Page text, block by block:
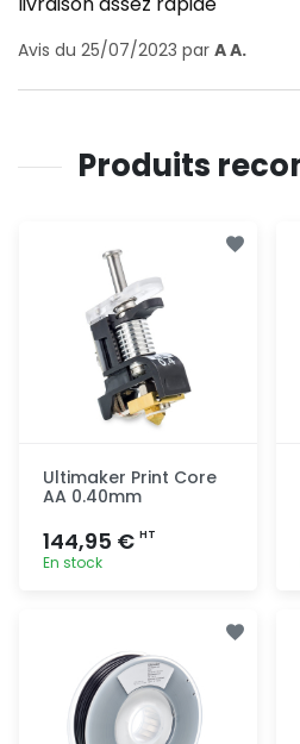
Avis du 25/07/2023 par A A.
Produits
Ultimaker Print Core
AA 0.40mm
144,95 € HT
En stock